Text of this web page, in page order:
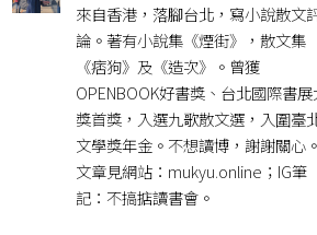
來自香港，落腳台北，寫小說散文
論。著有小說集《煙街》，散文集
《痞狗》及《造次》。曾獲
OPENBOOK好書獎、台北國際書展
獎首獎，入選九歌散文選，入圍臺
文學獎年金。不想讀博，謝謝關心。
文章見網站：mukyu.online；IG筆
記：不搞掂讀書會。